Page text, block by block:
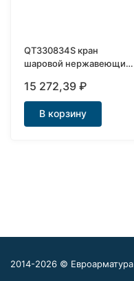
QT330834S кран
шаровой нержавеющий
приводом
15 272,39₽
В корзину
2014-2026 © Евроарматура